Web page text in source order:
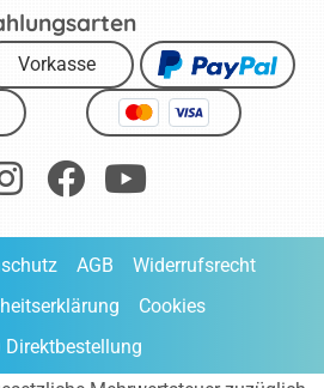
Vorkasse
AGB
Widerrufsrecht
Cookies
Direktbestellung